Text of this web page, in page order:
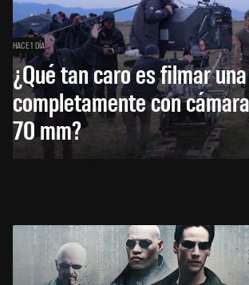
HACE 1 DÍA
¿Qué tan caro es filmar
completamente con
70 mm?